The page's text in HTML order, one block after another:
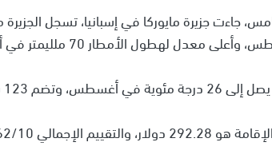
معدل لهطول الأمطار 70 ملليمتر في أكتوبر.
وتضم 123 شاطئًا.
الإجمالي 8.62/10.